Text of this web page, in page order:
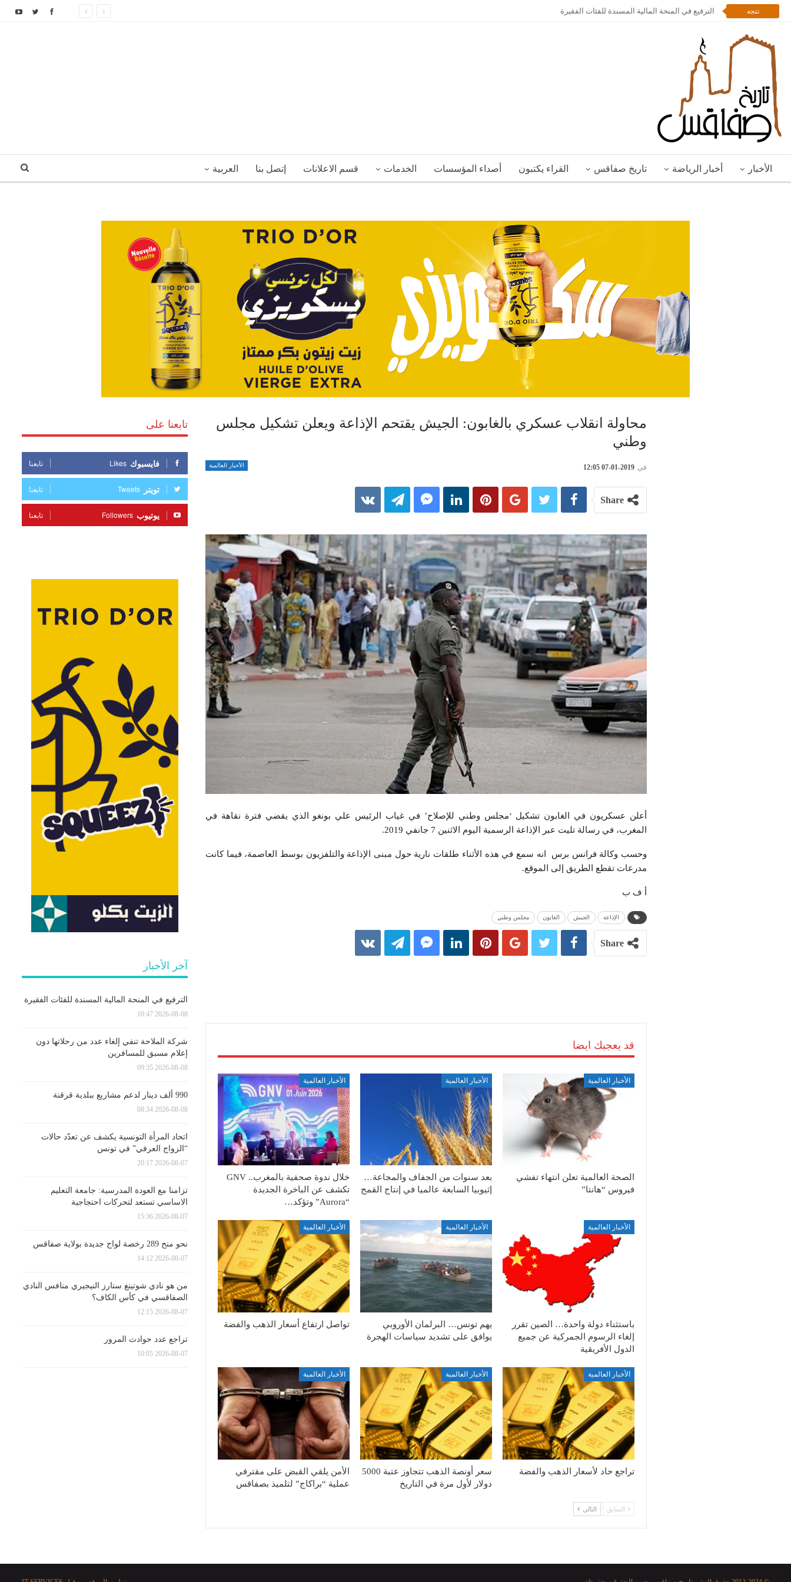
تتجه الترفيع في المنحة المالية المسندة للفئات الفقيرة
الأخبار أخبار الرياضة تاريخ صفاقس القراء يكتبون أصداء المؤسسات الخدمات قسم الاعلانات إتصل بنا العربية
محاولة انقلاب عسكري بالغابون: الجيش يقتحم الإذاعة ويعلن تشكيل مجلس
وطني
الأخبار العالمية في 2019-01-07 12:05
Share
أعلن عسكريون في الغابون تشكيل ‘مجلس وطني للإصلاح’ في غياب الرئيس علي بونغو الذي يقضي فترة نقاهة في
المغرب، في رسالة تليت عبر الإذاعة الرسمية اليوم الاثنين 7 جانفي 2019.
وحسب وكالة فرانس برس انه سمع في هذه الأثناء طلقات نارية حول مبنى الإذاعة والتلفزيون بوسط العاصمة، فيما كانت
مدرعات تقطع الطريق إلى الموقع.
أ ف ب
الإذاعة الجيش الغابون مجلس وطني
Share
قد يعجبك ايضا
الأخبار العالمية
الصحة العالمية تعلن انتهاء تفشي
فيروس “هانتا”
الأخبار العالمية
بعد سنوات من الجفاف والمجاعة…
إثيوبيا السابعة عالميا في إنتاج القمح
الأخبار العالمية
خلال ندوة صحفية بالمغرب.. GNV
تكشف عن الباخرة الجديدة
“Aurora” وتؤكد…
الأخبار العالمية
باستثناء دولة واحدة… الصين تقرر
إلغاء الرسوم الجمركية عن جميع
الدول الأفريقية
الأخبار العالمية
يهم تونس… البرلمان الأوروبي
يوافق على تشديد سياسات الهجرة
الأخبار العالمية
تواصل ارتفاع أسعار الذهب والفضة
الأخبار العالمية
تراجع حاد لأسعار الذهب والفضة
الأخبار العالمية
سعر أونصة الذهب تتجاوز عتبة 5000
دولار لأول مرة في التاريخ
الأخبار العالمية
الأمن يلقي القبض على مقترفي
عملية “براكاج” لتلميذ بصفاقس
السابق التالي
تابعنا على
فايسبوك Likes تابعنا
تويتر Tweets تابعنا
يوتيوب Followers تابعنا
آخر الأخبار
الترفيع في المنحة المالية المسندة للفئات الفقيرة
2026-08-08 10:47
شركة الملاحة تنفي إلغاء عدد من رحلاتها دون
إعلام مسبق للمسافرين
2026-08-08 09:35
990 ألف دينار لدعم مشاريع ببلدية قرقنة
2026-08-08 08:34
اتحاد المرأة التونسية يكشف عن تعدّد حالات
“الزواج العرفي” في تونس
2026-08-07 20:17
تزامنا مع العودة المدرسية: جامعة التعليم
الاساسي تستعد لتحركات احتجاجية
2026-08-07 15:36
نحو منح 289 رخصة لواج جديدة بولاية صفاقس
2026-08-07 14:12
من هو نادي شوتينغ ستارز النيجيري منافس النادي
الصفاقسي في كأس الكاف؟
2026-08-07 12:15
تراجع عدد حوادث المرور
2026-08-07 10:05